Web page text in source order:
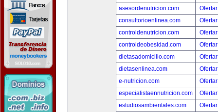
asesordenutricion.com
consultorioenlinea.com
controldenutricion.com
controldeobesidad.com
dietasadomicilio.com
dietasenlinea.com
e-nutricion.com
especialistaennutricion.com
estudiosambientales.com